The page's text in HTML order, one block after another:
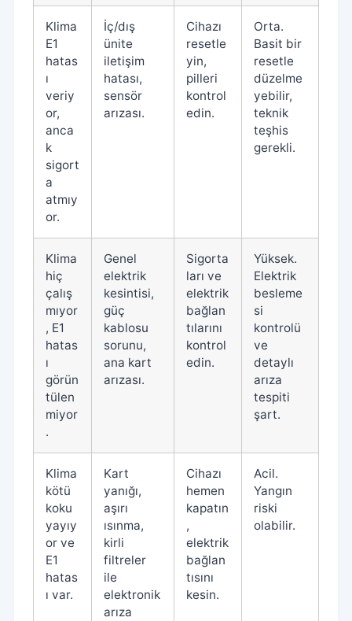
Klima
E1
hatas
ı
veriy
or,
anca
k
sigort
a
atmıy
or.
İç/dış
ünite
iletişim
hatası,
sensör
arızası.
Cihazı
resetle
yin,
pilleri
kontrol
edin.
Orta.
Basit bir
resetle
düzelme
yebilir,
teknik
teşhis
gerekli.
Klima
hiç
çalış
mıyor
, E1
hatas
ı
görün
tülen
miyor
.
Genel
elektrik
kesintisi,
güç
kablosu
sorunu,
ana kart
arızası.
Sigorta
ları ve
elektrik
bağlan
tılarını
kontrol
edin.
Yüksek.
Elektrik
besleme
si
kontrolü
ve
detaylı
arıza
tespiti
şart.
Klima
kötü
koku
yayıy
or ve
E1
hatas
ı var.
Kart
yanığı,
aşırı
ısınma,
kirli
filtreler
ile
elektronik
arıza
Cihazı
hemen
kapatın
,
elektrik
bağlan
tısını
kesin.
Acil.
Yangın
riski
olabilir.